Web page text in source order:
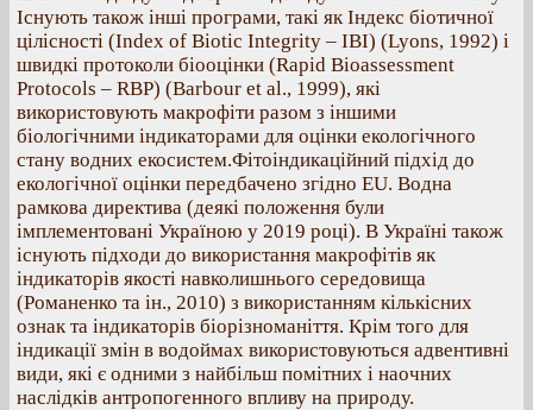
Існують також інші програми, такі як Індекс біотичної
цілісності (Index of Biotic Integrity – IBI) (Lyons, 1992) і
швидкі протоколи біооцінки (Rapid Bioassessment
Protocols – RBP) (Barbour et al., 1999), які
використовують макрофіти разом з іншими
біологічними індикаторами для оцінки екологічного
стану водних екосистем.Фітоіндикаційний підхід до
екологічної оцінки передбачено згідно EU. Водна
рамкова директива (деякі положення були
імплементовані Україною у 2019 році). В Україні також
існують підходи до використання макрофітів як
індикаторів якості навколишнього середовища
(Романенко та ін., 2010) з використанням кількісних
ознак та індикаторів біорізноманіття. Крім того для
індикації змін в водоймах використовуються адвентивні
види, які є одними з найбільш помітних і наочних
наслідків антропогенного впливу на природу.